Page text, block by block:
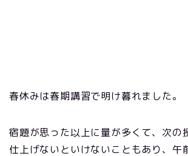
春休みは春期講習で明け暮れました。
宿題が思った以上に量が多くて、次の
仕上げないといけないこともあり、午